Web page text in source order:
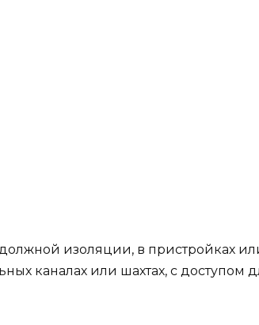
изоляции, в пристройках
каналах или шахтах, с доступом